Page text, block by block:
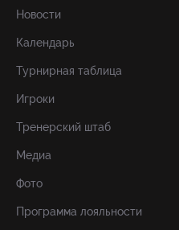
Новости
Календарь
Турнирная таблица
Игроки
Тренерский штаб
Медиа
Фото
Программа лояльности